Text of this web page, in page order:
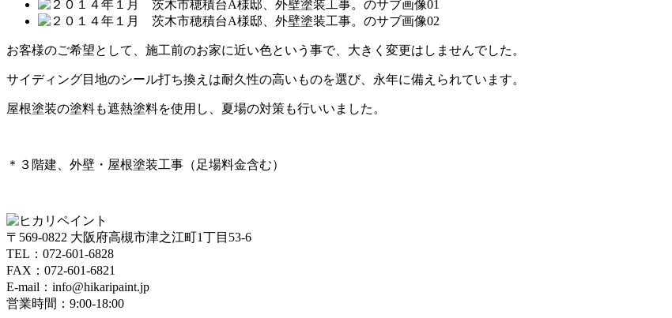
お客様のご希望として、施工前のお家に近い色という事で、大きく変更はしませんでした。
サイディング目地のシール打ち換えは耐久性の高いものを選び、永年に備えられています。
屋根塗装の塗料も遮熱塗料を使用し、夏場の対策も行いいました。
＊３階建、外壁・屋根塗装工事（足場料金含む）
〒569-0822 大阪府高槻市津之江町1丁目53-6
TEL：072-601-6828
FAX：072-601-6821
E-mail：info@hikaripaint.jp
営業時間：9:00-18:00